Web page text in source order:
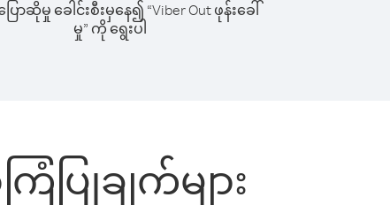
ောဆိုမှု ခေါင်းစီးမှနေ၍ “Viber Out ဖုန်းခေါ်
မှု” ကို ရွေးပါ
ပြုချက်များ